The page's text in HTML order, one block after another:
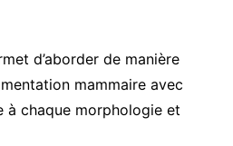
d’aborder de manière
mammaire avec
à chaque morphologie et